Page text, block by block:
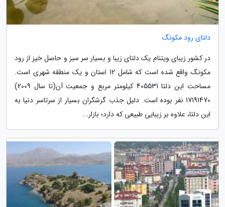
دلتای رود مکونگ
در کشور زیبای ویتنام یک دلتای زیبا و بسیار سر سبز و حاصل خیز از رود
مکونگ واقع شده است که شامل 12 استان و یک منطقه شهری است.
مساحت این دلتا 405531 کیلومتر مربع و جمعیت آن(تا سال 2009)
17191470 نفر بوده است. دلیل جذب گرشگران بسیار از سرتاسر دنیا به
این دلتا، علاوه بر زیبایی طبیعی که دارد؛ بازار...